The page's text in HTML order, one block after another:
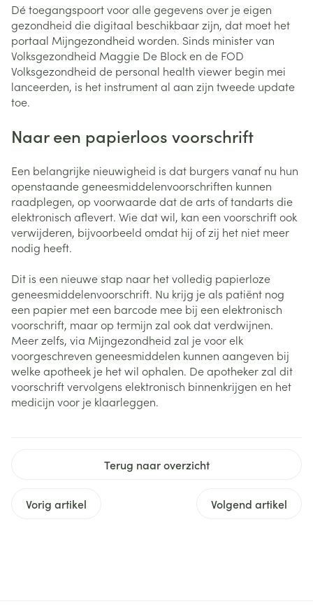
Dé toegangspoort voor alle gegevens over je eigen
gezondheid die digitaal beschikbaar zijn, dat moet het
portaal Mijngezondheid worden. Sinds minister van
Volksgezondheid Maggie De Block en de FOD
Volksgezondheid de personal health viewer begin mei
lanceerden, is het instrument al aan zijn tweede update
toe.
Naar een papierloos voorschrift
Een belangrijke nieuwigheid is dat burgers vanaf nu hun
openstaande geneesmiddelenvoorschriften kunnen
raadplegen, op voorwaarde dat de arts of tandarts die
elektronisch aflevert. Wie dat wil, kan een voorschrift ook
verwijderen, bijvoorbeeld omdat hij of zij het niet meer
nodig heeft.
Dit is een nieuwe stap naar het volledig papierloze
geneesmiddelenvoorschrift. Nu krijg je als patiënt nog
een papier met een barcode mee bij een elektronisch
voorschrift, maar op termijn zal ook dat verdwijnen.
Meer zelfs, via Mijngezondheid zal je voor elk
voorgeschreven geneesmiddelen kunnen aangeven bij
welke apotheek je het wil ophalen. De apotheker zal dit
voorschrift vervolgens elektronisch binnenkrijgen en het
medicijn voor je klaarleggen.
Terug naar overzicht
Vorig artikel Volgend artikel